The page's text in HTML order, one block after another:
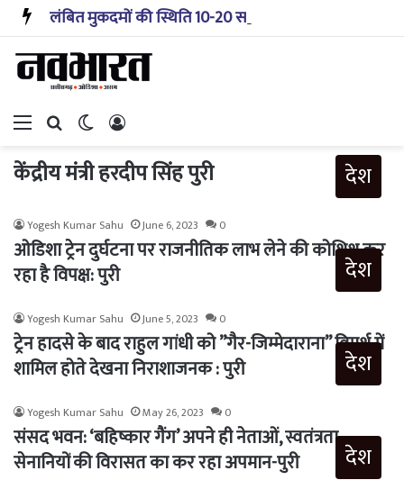
Menu Search forSwitch skin
केंद्रीय मंत्री हरदीप सिंह पुरी देश
Yogesh Kumar Sahu June 6, 2023 0
ओडिशा ट्रेन दुर्घटना पर राजनीतिक लाभ लेने की कोशिश कर
रहा है विपक्ष: पुरी
देश
Yogesh Kumar Sahu June 5, 2023 0
ट्रेन हादसे के बाद राहुल गांधी को ”गैर-जिम्मेदाराना” विमर्श में
शामिल होते देखना निराशाजनक : पुरी
देश
Yogesh Kumar Sahu May 26, 2023 0
संसद भवन: ‘बहिष्कार गैंग’ अपने ही नेताओं, स्वतंत्रता
सेनानियों की विरासत का कर रहा अपमान-पुरी
देश